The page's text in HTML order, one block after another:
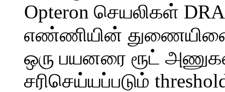
Opteron செயலிகள்
எண்ணியின்
ஒரு பயனரை ரூட்
சரிசெய்யப்படும்